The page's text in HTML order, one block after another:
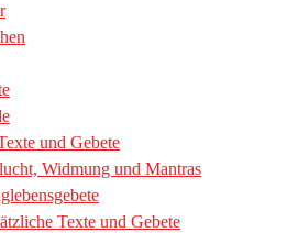
und Gebete
Widmung und Mantras
Texte und Gebete